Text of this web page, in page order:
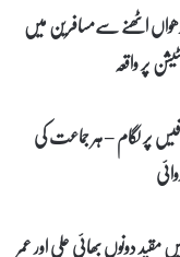
اٹھنے سے‌مسافرین میں
پر واقعہ
پر لگام – ہر جماعت کی
دونوں بھائی علی اور عمر